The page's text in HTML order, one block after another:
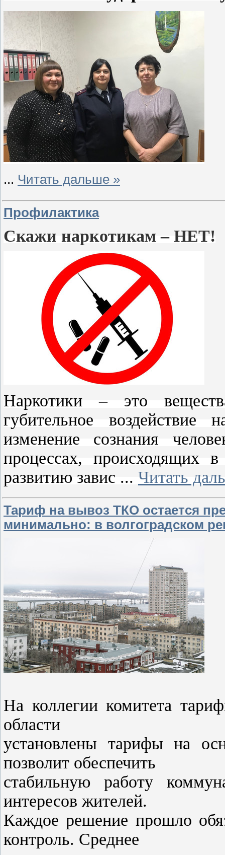
... Читать дальше »
Профилактика
Скажи наркотикам – НЕТ!
Наркотики – это
губительное
изменение сознания
процессах, происходящих
развитию завис ... Читать
Тариф на вывоз ТКО остается
минимально: в волгоградском
На коллегии комитета
области
установлены тарифы на
позволит обеспечить
стабильную работу
интересов жителей.
Каждое решение прошло
контроль. Среднее